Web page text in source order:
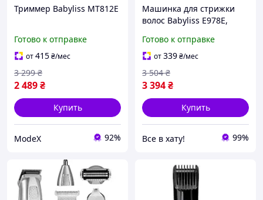
Триммер Babyliss MT812E
Готово к отправке
от415₴/мес
2 489₴
3 299 ₴
Купить
ModeX 92%
Машинка для стрижки
волос Babyliss E978E,
триммером, бебилис
Готово к отправке
от339₴/мес
3 394₴
3 504 ₴
Купить
Все в хату! 99%